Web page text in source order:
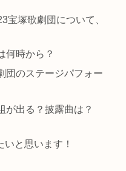
宝塚歌劇団について、
何時から？
団のステージパフォー
が出る？披露曲は？
と思います！